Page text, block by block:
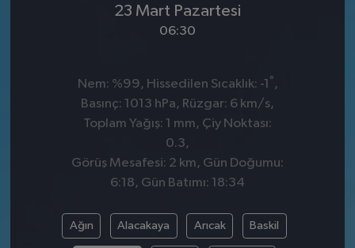
23 Mart Pazartesi
06:30
Nem: %99, Hissedilen Sıcaklık: -1 ° ,
Basınç: 1013 hPa, Rüzgar: 6 km/s,
Toplam Yağış: 1 mm, Çiy Noktası:
0.3,
Görüş Mesafesi: 2 km, Gün Doğumu:
6:18, Gün Batımı: 18:34
Ağın Alacakaya Arıcak Baskil